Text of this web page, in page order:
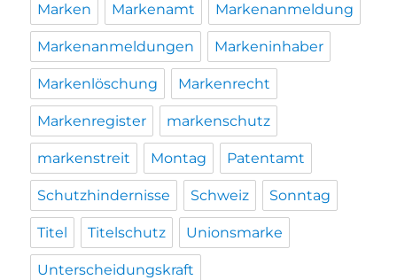
Marken Markenamt Markenanmeldung
Markenanmeldungen Markeninhaber
Markenlöschung Markenrecht
Markenregister markenschutz
markenstreit Montag Patentamt
Schutzhindernisse Schweiz Sonntag
Titel Titelschutz Unionsmarke
Unterscheidungskraft